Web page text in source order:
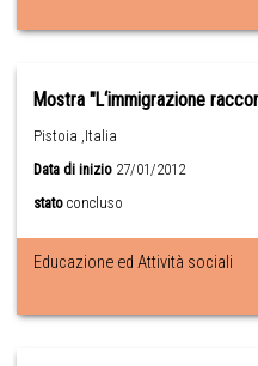
Mostra "L‘immigrazione
Pistoia ,Italia
Data di inizio 27/01/2012
stato concluso
Educazione ed Attività sociali